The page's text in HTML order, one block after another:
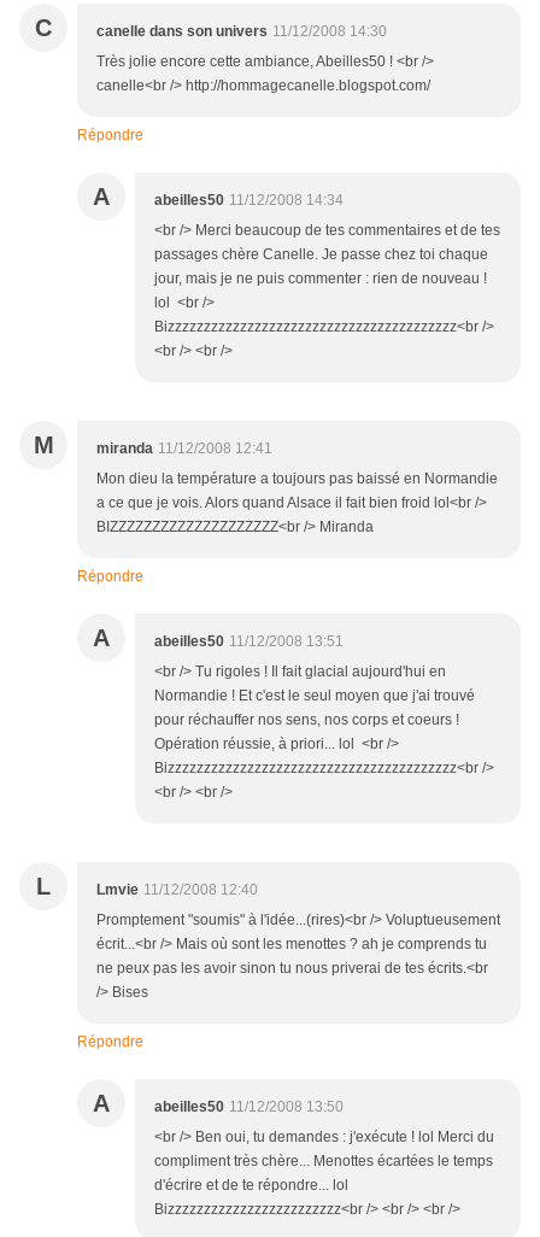
C canelle dans son univers 11/12/2008 14:30
Très jolie encore cette ambiance, Abeilles50 ! <br />
canelle<br /> http://hommagecanelle.blogspot.com/
Répondre
A abeilles50 11/12/2008 14:34
<br /> Merci beaucoup de tes commentaires et de tes
passages chère Canelle. Je passe chez toi chaque
jour, mais je ne puis commenter : rien de nouveau !
lol <br />
Bizzzzzzzzzzzzzzzzzzzzzzzzzzzzzzzzzzzzzzzz<br />
<br /> <br />
M miranda 11/12/2008 12:41
Mon dieu la température a toujours pas baissé en Normandie
a ce que je vois. Alors quand Alsace il fait bien froid lol<br />
BIZZZZZZZZZZZZZZZZZZZZ<br /> Miranda
Répondre
A abeilles50 11/12/2008 13:51
<br /> Tu rigoles ! Il fait glacial aujourd'hui en
Normandie ! Et c'est le seul moyen que j'ai trouvé
pour réchauffer nos sens, nos corps et coeurs !
Opération réussie, à priori... lol <br />
Bizzzzzzzzzzzzzzzzzzzzzzzzzzzzzzzzzzzzzzzz<br />
<br /> <br />
L Lmvie 11/12/2008 12:40
Promptement "soumis" à l'idée...(rires)<br /> Voluptueusement
écrit...<br /> Mais où sont les menottes ? ah je comprends tu
ne peux pas les avoir sinon tu nous priverai de tes écrits.<br
/> Bises
Répondre
A abeilles50 11/12/2008 13:50
<br /> Ben oui, tu demandes : j'exécute ! lol Merci du
compliment très chère... Menottes écartées le temps
d'écrire et de te répondre... lol
Bizzzzzzzzzzzzzzzzzzzzzzzz<br /> <br /> <br />